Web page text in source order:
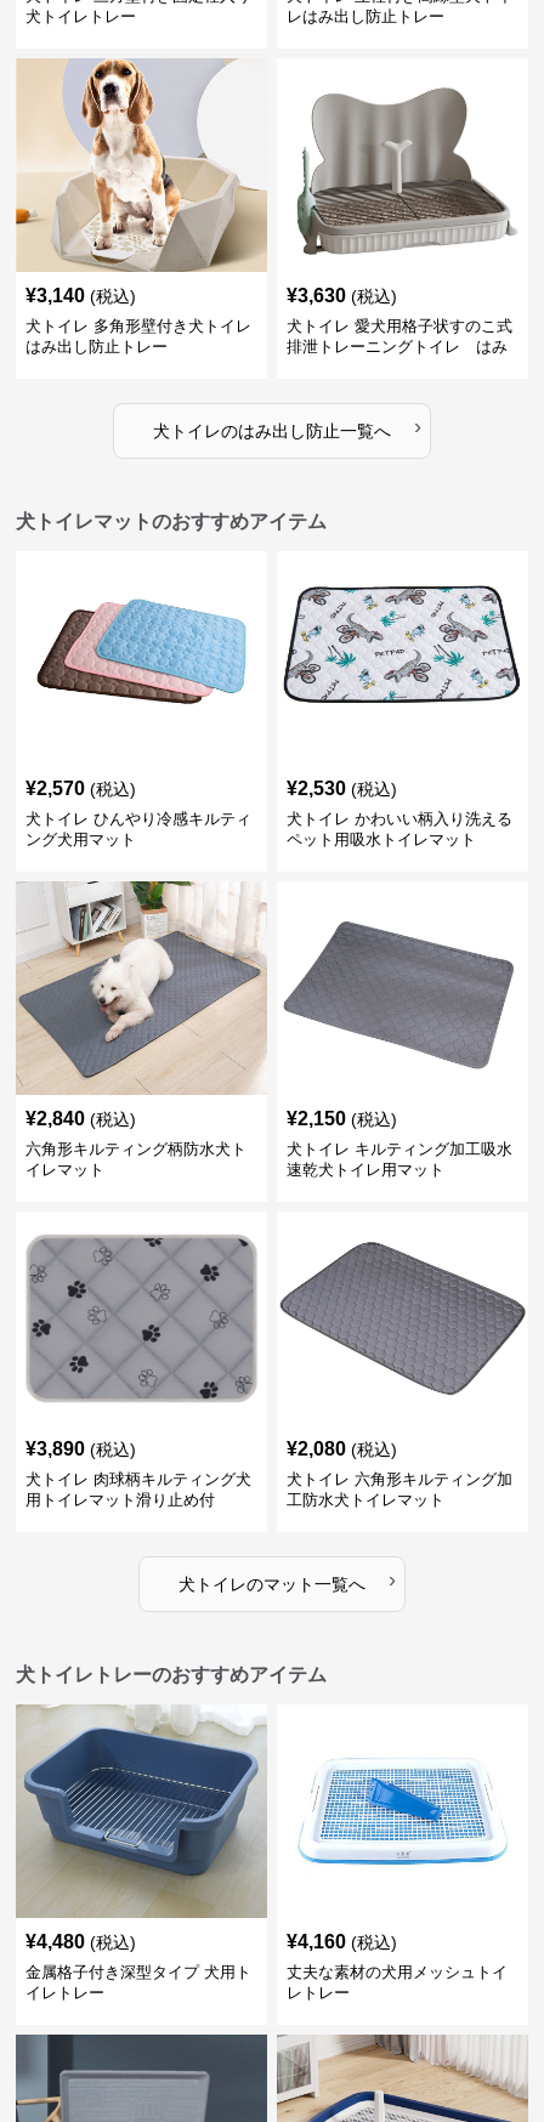
犬トイレトレー
レはみ出し防止トレー
¥3,140 (税込)
犬トイレ 多角形壁付き犬トイレ
はみ出し防止トレー
¥3,630 (税込)
犬トイレ 愛犬用格子状すのこ式
排泄トレーニングトイレ はみ
犬トイレのはみ出し防止一覧へ ›
犬トイレマットのおすすめアイテム
¥2,570 (税込)
犬トイレ ひんやり冷感キルティ
ング犬用マット
¥2,530 (税込)
犬トイレ かわいい柄入り洗える
ペット用吸水トイレマット
¥2,840 (税込)
六角形キルティング柄防水犬ト
イレマット
¥2,150 (税込)
犬トイレ キルティング加工吸水
速乾犬トイレ用マット
¥3,890 (税込)
犬トイレ 肉球柄キルティング犬
用トイレマット滑り止め付
¥2,080 (税込)
犬トイレ 六角形キルティング加
工防水犬トイレマット
犬トイレのマット一覧へ ›
犬トイレトレーのおすすめアイテム
¥4,480 (税込)
金属格子付き深型タイプ 犬用ト
イレトレー
¥4,160 (税込)
丈夫な素材の犬用メッシュトイ
レトレー